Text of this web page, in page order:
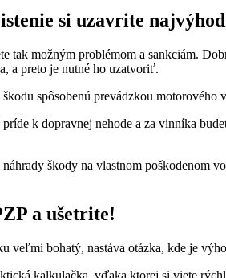
si uzavrite
tak možným problémom a sankciám.
a preto je nutné ho uzatvoriť.
spôsobenú prevádzkou motorového
príde k dopravnej nehode a za vinníka
škody na vlastnom poškodenom
a ušetrite!
veľmi bohatý, nastáva otázka, kde je
kalkulačka, vďaka ktorej si viete